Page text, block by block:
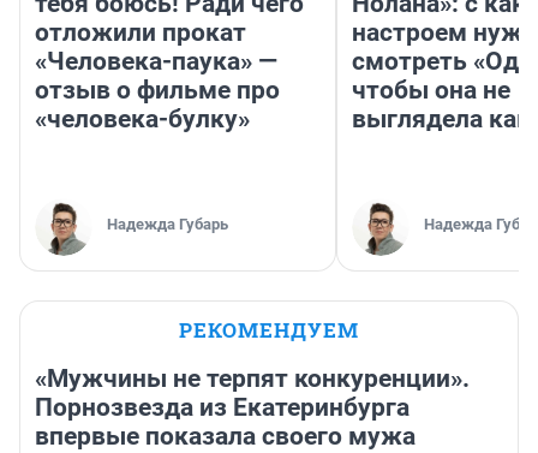
отложили прокат
«Человека-паука» —
отзыв о фильме про
«человека-булку»
Надежда Губарь
настроем
смотреть
чтобы она не
выглядела как
Надежда
РЕКОМЕНДУЕМ
«Мужчины не терпят конкуренции».
Порнозвезда из Екатеринбурга
впервые показала своего мужа